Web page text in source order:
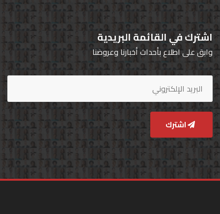
اشترك في القائمة البريدية
وابق على اطلاع بأحداث أخبارنا وعروضنا
اشترك